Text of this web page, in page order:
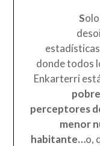
S
donde todos
Enkarterri
perceptores
menor
habitante…o,